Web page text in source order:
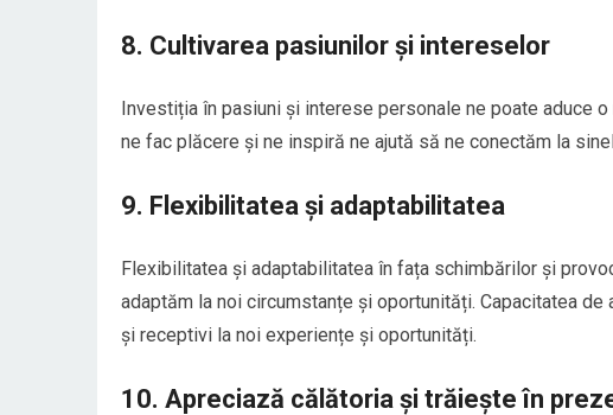
8. Cultivarea pasiunilor și intereselor
Investiția în pasiuni și interese personale ne poate aduce
ne fac plăcere și ne inspiră ne ajută să ne conectăm la
9. Flexibilitatea și adaptabilitatea
Flexibilitatea și adaptabilitatea în fața schimbărilor și
adaptăm la noi circumstanțe și oportunități. Capacitatea
și receptivi la noi experiențe și oportunități.
10. Apreciază călătoria și trăiește în